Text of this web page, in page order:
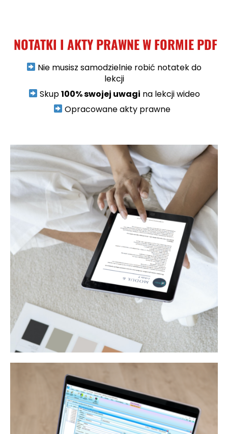
NOTATKI I AKTY PRAWNE W FORMIE PDF
Nie musisz samodzielnie robić notatek do
lekcji
Skup100% swojej uwagi na lekcji wideo
Opracowane akty prawne